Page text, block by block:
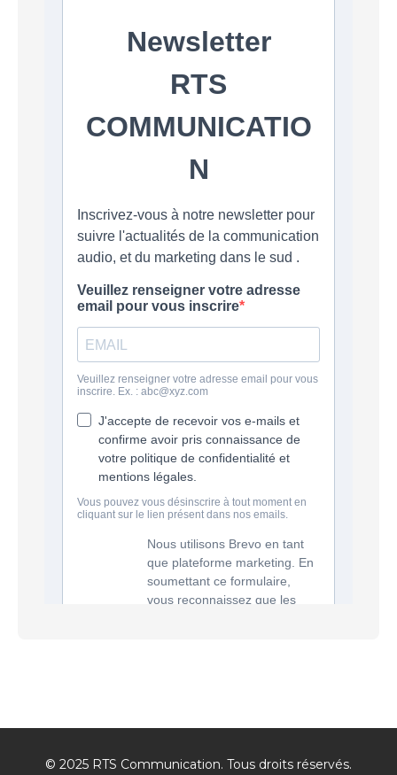
© 2025 RTS Communication. Tous droits réservés.